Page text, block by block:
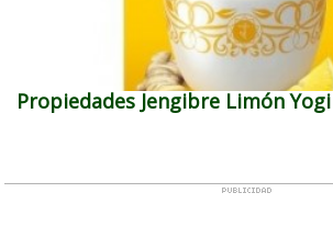
Propiedades Jengibre Limón